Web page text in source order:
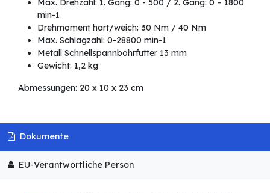
Max. Drehzahl: 1. Gang: 0 - 500 / 2. Gang: 0 – 1800
min-1
Drehmoment hart/weich: 30 Nm / 40 Nm
Max. Schlagzahl: 0-28800 min-1
Metall Schnellspannbohrfutter 13 mm
Gewicht: 1,2 kg
Abmessungen: 20 x 10 x 23 cm
Dokumente
EU-Verantwortliche Person